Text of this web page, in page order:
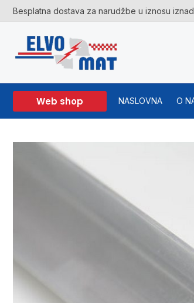
Skip
to
content
Besplatna dostava za narudžbe u iznosu
Web shop NASLOVNA O